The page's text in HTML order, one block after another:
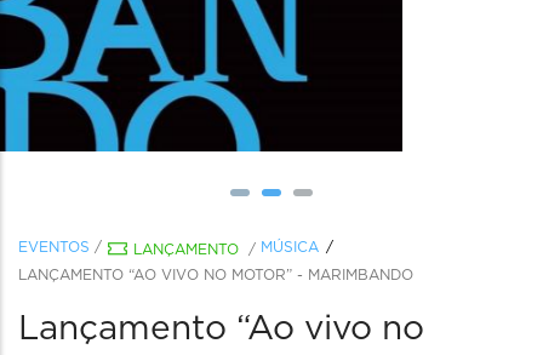
EVENTOS / LANÇAMENTO / MÚSICA
LANÇAMENTO “AO VIVO NO MOTOR” - MARIMBANDO
Lançamento “Ao vivo no